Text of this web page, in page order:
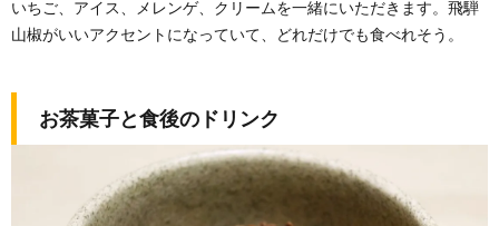
いちご、アイス、メレンゲ、クリームを一緒にいただきます。飛騨
山椒がいいアクセントになっていて、どれだけでも食べれそう。
お茶菓子と食後のドリンク